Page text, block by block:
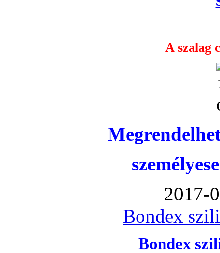
A szalag
2017-
Bondex
Bondex